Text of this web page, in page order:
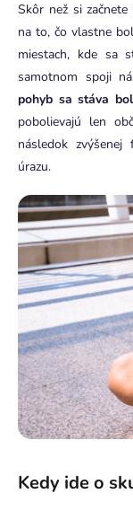
Skôr než si
na to, čo vlastne
miestach, kde sa
samotnom spoji
pohyb sa stáva
pobolievajú len
následok zvýšenej
úrazu.
Kedy ide o